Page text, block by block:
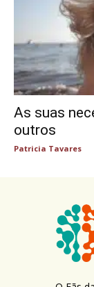
As suas
outros
Patricia Tavares